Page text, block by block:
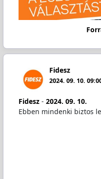
Fidesz
2024. 09. 10.
Fidesz- 2024. 09. 10.
Ebben mindenki biztos